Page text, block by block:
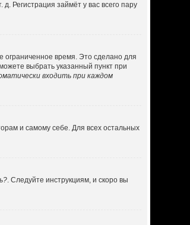
Регистрация займёт у вас всего пару
ограниченное время. Это сделано для
выбрать указанный пункт при
входить при каждом
и самому себе. Для всех остальных
. Следуйте инструкциям, и скоро вы